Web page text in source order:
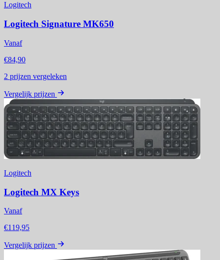
Logitech
Logitech Signature MK650
Vanaf
€84,90
2 prijzen vergeleken
Vergelijk prijzen
Logitech
Logitech MX Keys
Vanaf
€119,95
Vergelijk prijzen